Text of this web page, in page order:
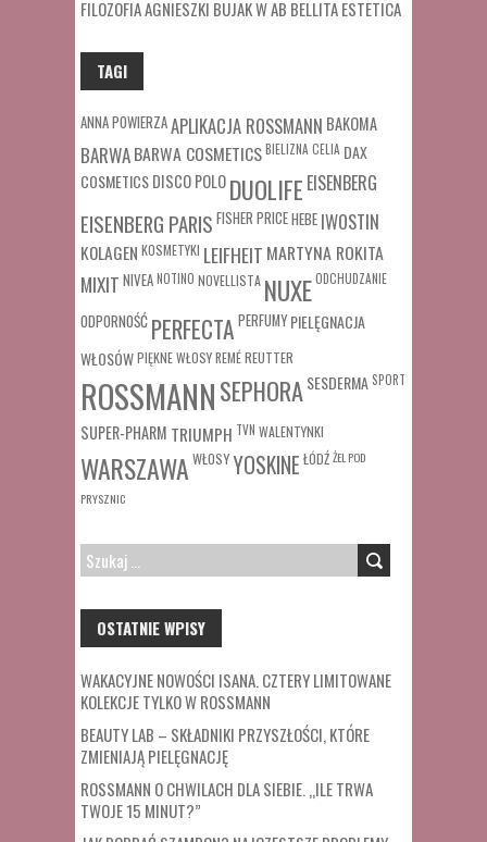
FILOZOFIA AGNIESZKI BUJAK W AB BELLITA ESTETICA
TAGI
ANNA POWIERZAAPLIKACJA ROSSMANN BAKOMA
BARWABARWA COSMETICSBIELIZNACELIA DAX
COSMETICSDISCO POLODUOLIFE EISENBERG
EISENBERG PARIS FISHER PRICEHEBE IWOSTIN
KOLAGEN KOSMETYKI LEIFHEIT MARTYNA ROKITA
MIXIT NIVEANOTINO NOVELLISTA NUXEODCHUDZANIE
ODPORNOŚĆ PERFECTA PERFUMY PIELĘGNACJA
WŁOSÓWPIĘKNE WŁOSYREMÉREUTTER
ROSSMANNSEPHORASESDERMA SPORT
SUPER-PHARM TRIUMPH TVN WALENTYNKI
WARSZAWA WŁOSYYOSKINE ŁÓDŹŻEL POD
PRYSZNIC
SZUKAJ:
OSTATNIE WPISY
WAKACYJNE NOWOŚCI ISANA. CZTERY LIMITOWANE
KOLEKCJE TYLKO W ROSSMANN
BEAUTY LAB – SKŁADNIKI PRZYSZŁOŚCI, KTÓRE
ZMIENIAJĄ PIELĘGNACJĘ
ROSSMANN O CHWILACH DLA SIEBIE. „ILE TRWA
TWOJE 15 MINUT?”